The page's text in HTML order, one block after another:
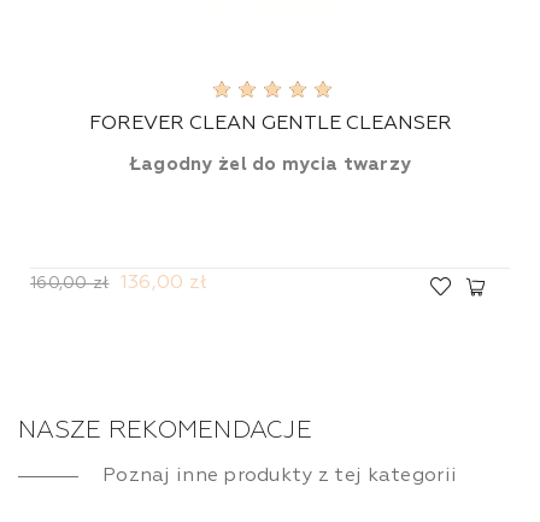
FOREVER CLEAN GENTLE CLEANSER
Łagodny żel do mycia twarzy
160,00 zł 136,00 zł
NASZE REKOMENDACJE
Poznaj inne produkty z tej kategorii